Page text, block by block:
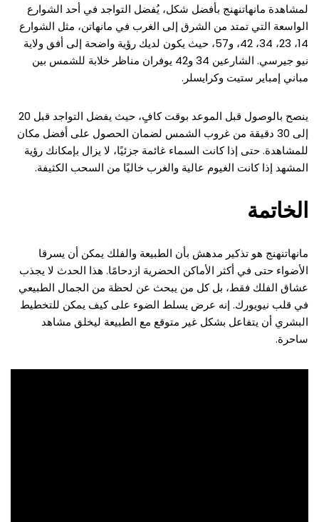
لمشاهدة مانهاتنهنج بأفضل شكل، يُفضل التواجد في أحد الشوارع
الواسعة التي تمتد من الشرق إلى الغرب في مانهاتن، مثل الشوارع
14، 23، 34، 42، و57، حيث يكون لديك رؤية واضحة إلى أفق ولاية
نيو جيرسي. الشارعين 34 و42 يوفران مناظر خلابة للشمس بين
مباني إمباير ستيت وكرايسلر.
ينصح بالوصول قبل الموعد بوقت كافٍ، حيث يفضل التواجد قبل 20
إلى 30 دقيقة من غروب الشمس لضمان الحصول على أفضل مكان
للمشاهدة. حتى إذا كانت السماء غائمة جزئيًا، لا يزال بإمكانك رؤية
المشهد إذا كانت الغيوم عالية والغرب خاليًا من السحب الكثيفة.
الخاتمة
مانهاتنهنج هو تذكير مدهش بأن الطبيعة والفلك يمكن أن يسرقا
الأضواء حتى في أكثر الأماكن الحضرية ازدحامًا. هذا الحدث لا يجذب
عشاق الفلك فقط، بل كل من يبحث عن لحظة من الجمال الطبيعي
في قلب نيويورك. إنه عرض يسلط الضوء على كيف يمكن للتخطيط
البشري أن يتفاعل بشكل غير متوقع مع الطبيعة ليخلق مشاهد
ساحرة.